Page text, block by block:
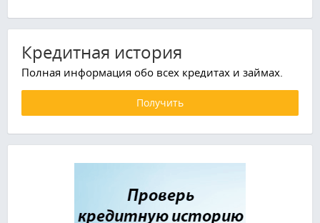
Кредитная история
Полная информация обо всех кредитах и займах.
Получить